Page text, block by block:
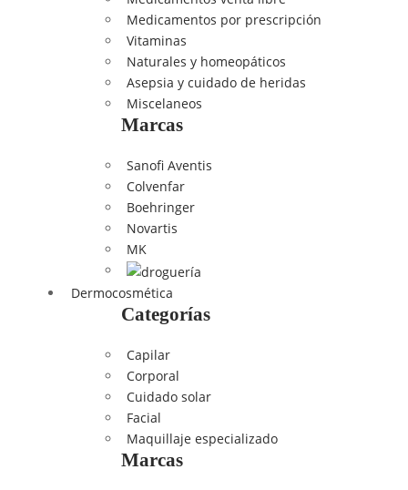
Medicamentos por prescripción
Vitaminas
Naturales y homeopáticos
Asepsia y cuidado de heridas
Miscelaneos
Marcas
Sanofi Aventis
Colvenfar
Boehringer
Novartis
MK
Dermocosmética
Categorías
Capilar
Corporal
Cuidado solar
Facial
Maquillaje especializado
Marcas